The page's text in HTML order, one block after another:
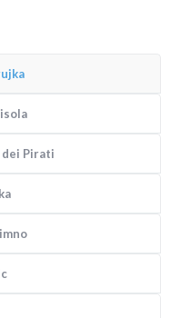
dei Pirati